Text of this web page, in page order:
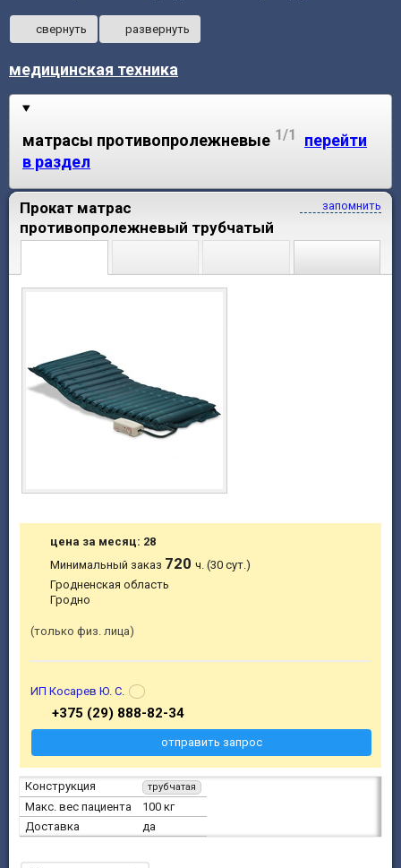
свернуть развернуть
медицинская техника
матрасы противопролежневые 1/1
перейти
в раздел
запомнить
Прокат матрас
противопролежневый трубчатый
Конструкция трубчатая
Макс. вес пациента
100 кг
Доставка
да
цена за месяц: 28
Минимальный заказ 720ч. (30 сут.)
Гродненская область
Гродно
только физ. лица
ИП Косарев Ю. С.
+375 (29) 888-82-34
отправить запрос